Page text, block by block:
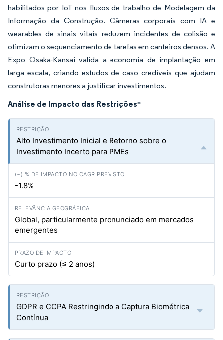
habilitados por IoT nos fluxos de trabalho de Modelagem da
Informação da Construção. Câmeras corporais com IA e
wearables de sinais vitais reduzem incidentes de colisão e
otimizam o sequenciamento de tarefas em canteiros densos. A
Expo Osaka-Kansai valida a economia de implantação em
larga escala, criando estudos de caso credíveis que ajudam
construtoras menores a justificar investimentos.
Análise de Impacto das Restrições*
Alto Investimento Inicial e Retorno sobre o
Investimento Incerto para PMEs
-1.8%
Global, particularmente pronunciado em mercados
emergentes
Curto prazo (≤ 2 anos)
GDPR e CCPA Restringindo a Captura Biométrica
Contínua